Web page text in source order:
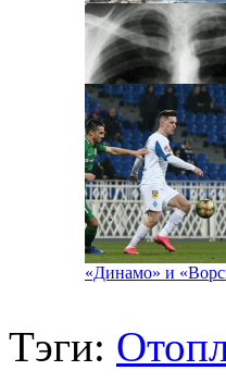
Пожар на свалке
Куда поедут
В Киеве будут
«Динамо» и
Тэги: